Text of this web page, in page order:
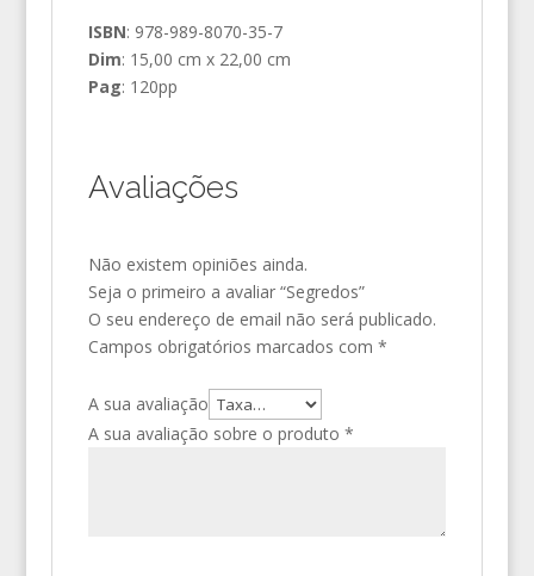
ISBN: 978-989-8070-35-7
Dim: 15,00 cm x 22,00 cm
Pag: 120pp
Avaliações
Não existem opiniões ainda.
Seja o primeiro a avaliar “Segredos”
O seu endereço de email não será publicado.
Campos obrigatórios marcados com *
A sua avaliação
A sua avaliação sobre o produto *